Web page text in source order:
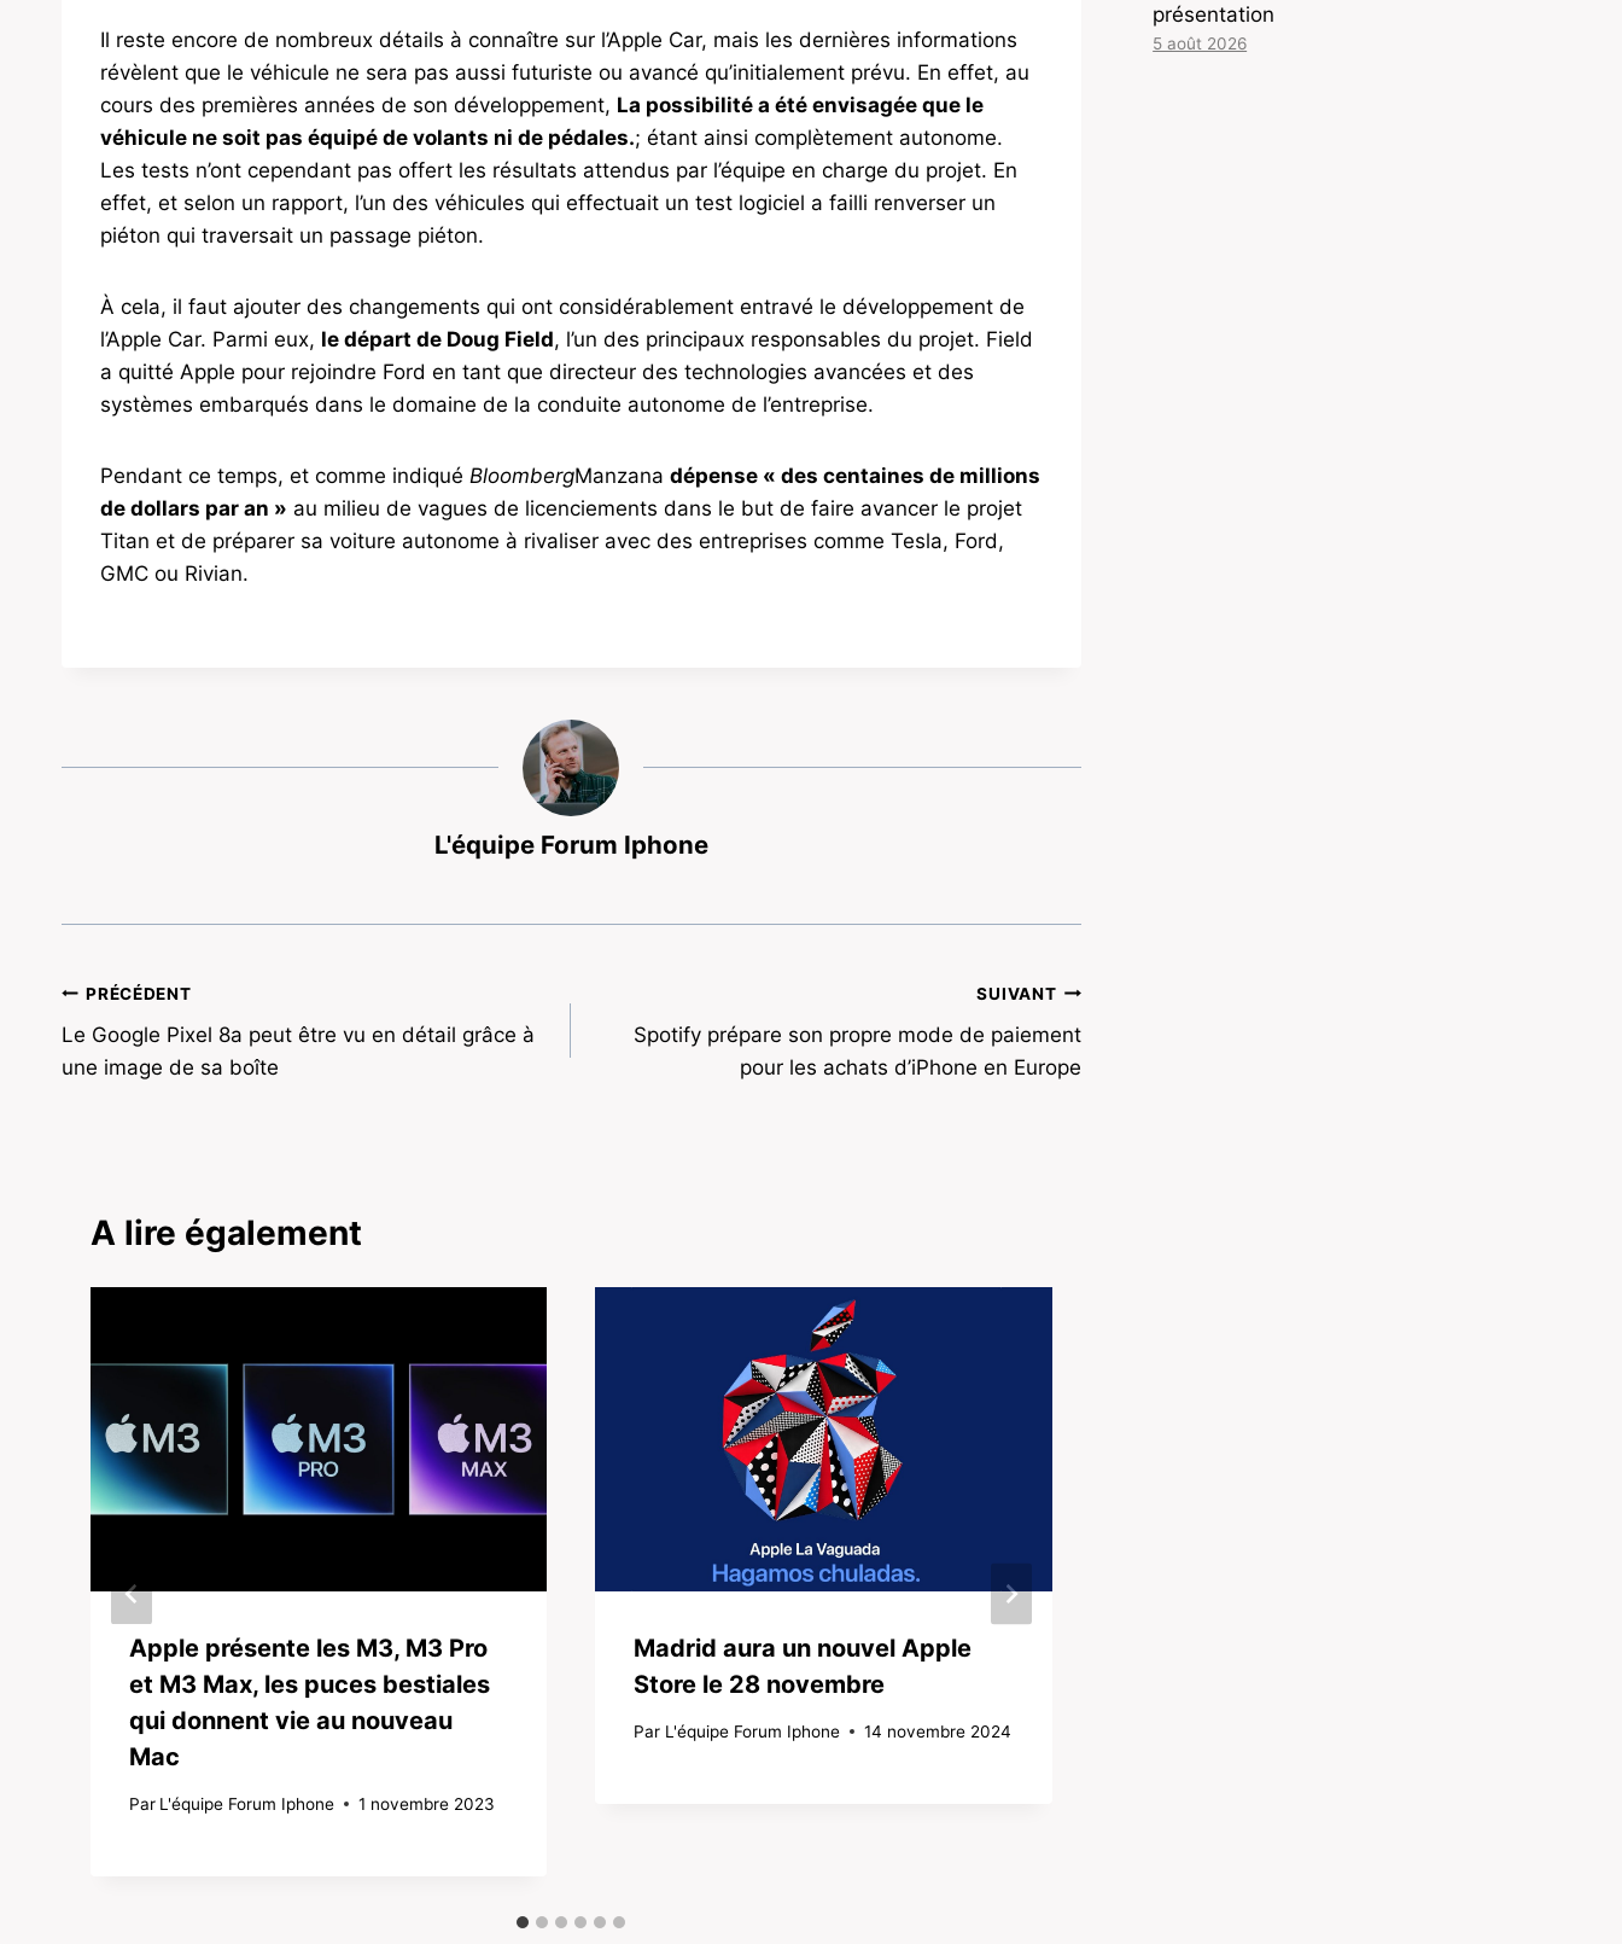
Il reste encore de nombreux détails à connaître sur l’Apple Car, mais les dernières informations
révèlent que le véhicule ne sera pas aussi futuriste ou avancé qu’initialement prévu. En effet, au
cours des premières années de son développement, La possibilité a été envisagée que le
véhicule ne soit pas équipé de volants ni de pédales.; étant ainsi complètement autonome.
Les tests n’ont cependant pas offert les résultats attendus par l’équipe en charge du projet. En
effet, et selon un rapport, l’un des véhicules qui effectuait un test logiciel a failli renverser un
piéton qui traversait un passage piéton.
À cela, il faut ajouter des changements qui ont considérablement entravé le développement de
l’Apple Car. Parmi eux, le départ de Doug Field, l’un des principaux responsables du projet. Field
a quitté Apple pour rejoindre Ford en tant que directeur des technologies avancées et des
systèmes embarqués dans le domaine de la conduite autonome de l’entreprise.
Pendant ce temps, et comme indiqué BloombergManzana dépense « des centaines de millions
de dollars par an » au milieu de vagues de licenciements dans le but de faire avancer le projet
Titan et de préparer sa voiture autonome à rivaliser avec des entreprises comme Tesla, Ford,
GMC ou Rivian.
L'équipe Forum Iphone
Navigation
de
PRÉCÉDENT
Le Google Pixel 8a peut être vu en détail grâce à
une image de sa boîte
SUIVANT
Spotify prépare son propre mode de paiement
pour les achats d’iPhone en Europe
A lire également
Apple présente les M3, M3 Pro
et M3 Max, les puces bestiales
qui donnent vie au nouveau
Mac
Par L'équipe Forum Iphone 1 novembre 2023
Madrid aura un nouvel Apple
Store le 28 novembre
Par L'équipe Forum Iphone 14 novembre 2024
présentation
5 août 2026